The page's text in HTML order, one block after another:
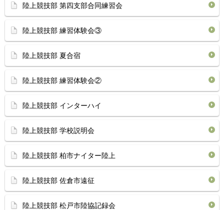
陸上競技部 第四支部合同練習会
陸上競技部 練習体験会③
陸上競技部 夏合宿
陸上競技部 練習体験会②
陸上競技部 インターハイ
陸上競技部 学校説明会
陸上競技部 柏市ナイター陸上
陸上競技部 佐倉市遠征
陸上競技部 松戸市陸協記録会